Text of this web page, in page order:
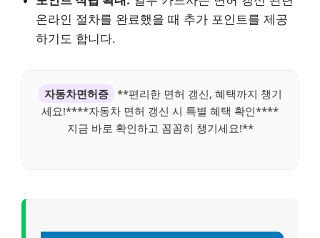
온라인 절차를 완료했을 때 추가 포인트를 제공
하기도 합니다.
자동차면허증
**편리한 면허 갱신, 혜택까지 챙기
세요!****자동차 면허 갱신 시 특별 혜택 확인****
지금 바로 확인하고 꼼꼼히 챙기세요!**